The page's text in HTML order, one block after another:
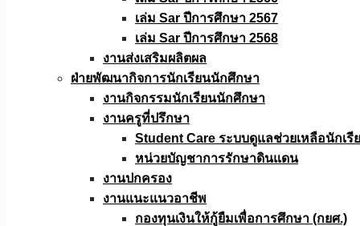
เล่ม Sar ปีการศึกษา 2567
เล่ม Sar ปีการศึกษา 2568
งานส่งเสริมผลิตผล
ฝ่ายพัฒนากิจการนักเรียนนักศึกษา
งานกิจกรรมนักเรียนนักศึกษา
งานครูที่ปรึกษา
Student Care ระบบดูแลช่วยเหลือนักเรี
หน่วยบัญชาการรักษาดินแดน
งานปกครอง
งานแนะแนวอาชีพ
กองทุนเงินให้กู้ยืมเพื่อการศึกษา (กยศ.)